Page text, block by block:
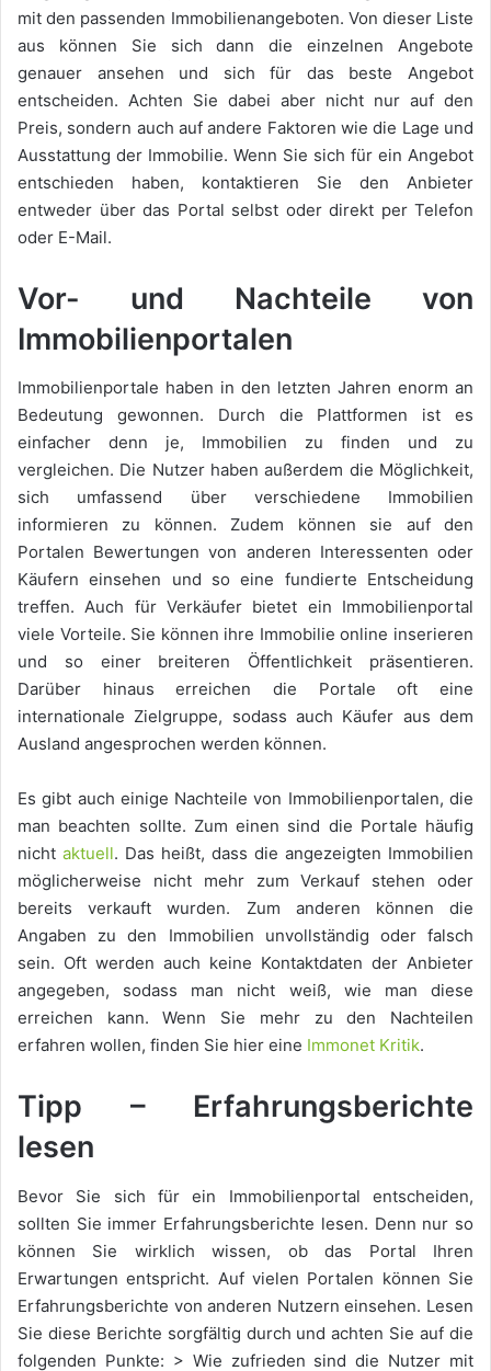
mit den passenden Immobilienangeboten. Von dieser Liste
aus können Sie sich dann die einzelnen Angebote
genauer ansehen und sich für das beste Angebot
entscheiden. Achten Sie dabei aber nicht nur auf den
Preis, sondern auch auf andere Faktoren wie die Lage und
Ausstattung der Immobilie. Wenn Sie sich für ein Angebot
entschieden haben, kontaktieren Sie den Anbieter
entweder über das Portal selbst oder direkt per Telefon
oder E-Mail.
Vor- und Nachteile von
Immobilienportalen
Immobilienportale haben in den letzten Jahren enorm an
Bedeutung gewonnen. Durch die Plattformen ist es
einfacher denn je, Immobilien zu finden und zu
vergleichen. Die Nutzer haben außerdem die Möglichkeit,
sich umfassend über verschiedene Immobilien
informieren zu können. Zudem können sie auf den
Portalen Bewertungen von anderen Interessenten oder
Käufern einsehen und so eine fundierte Entscheidung
treffen. Auch für Verkäufer bietet ein Immobilienportal
viele Vorteile. Sie können ihre Immobilie online inserieren
und so einer breiteren Öffentlichkeit präsentieren.
Darüber hinaus erreichen die Portale oft eine
internationale Zielgruppe, sodass auch Käufer aus dem
Ausland angesprochen werden können.
Es gibt auch einige Nachteile von Immobilienportalen, die
man beachten sollte. Zum einen sind die Portale häufig
nicht aktuell. Das heißt, dass die angezeigten Immobilien
möglicherweise nicht mehr zum Verkauf stehen oder
bereits verkauft wurden. Zum anderen können die
Angaben zu den Immobilien unvollständig oder falsch
sein. Oft werden auch keine Kontaktdaten der Anbieter
angegeben, sodass man nicht weiß, wie man diese
erreichen kann. Wenn Sie mehr zu den Nachteilen
erfahren wollen, finden Sie hier eine Immonet Kritik.
Tipp – Erfahrungsberichte
lesen
Bevor Sie sich für ein Immobilienportal entscheiden,
sollten Sie immer Erfahrungsberichte lesen. Denn nur so
können Sie wirklich wissen, ob das Portal Ihren
Erwartungen entspricht. Auf vielen Portalen können Sie
Erfahrungsberichte von anderen Nutzern einsehen. Lesen
Sie diese Berichte sorgfältig durch und achten Sie auf die
folgenden Punkte: > Wie zufrieden sind die Nutzer mit